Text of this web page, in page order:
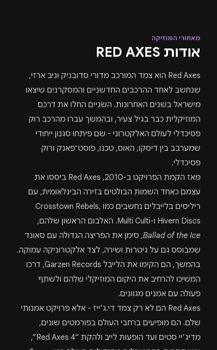
מאחורי המוזיקה
אודות RED AXES
Red Axes הוא צמד המורכב מדורי סדובניק וניב ארזי,
שנחשב לאחד ההרכבים החדשניים והמסקרנים שיצאו
מישראל בשנים האחרונות. השניים החלו את דרכם
המוזיקלית כבר בגיל צעיר, ובהמשך עברו מהרכב רוק
פסיכדלי לעולם האלקטרוני - שם פיתחו סגנון ייחודי
שמערבב בין דיסקו, האוס, טכנו, פוסט־פאנק ורוק
פסיכדלי.
מאז הקמת הפרויקט ב-2010, Red Axes ביססו את
עצמם כאחד השמות הבולטים בזירה הבינלאומית, עם
ריליסים בלייבלים נחשבים כמו Crosstown Rebels,
Hivern Discs ו-Multi Culti. האלבום הראשון שלהם,
Ballad of the Ice, סימן את הפריצה הגדולה עם סאונד
שמבוסס גם על גיטרות ושירה, לצד אלקטרוניקה עמוקה.
בהמשך, הם הקימו את הלייבל Garzen Records, דרכו
המשיכו להרחיב את היקום המוזיקלי שלהם ולשתף
פעולה עם אמנים מגוונים.
Red Axes הם לא רק צמד די.ג’ייז - אלא פרויקט אמנותי
שלם. הם מופיעים ברחבי העולם בפורמטים שונים,
מדיג’יי סטים ועד הופעות לייב ולהקת “Red Axes 4”,